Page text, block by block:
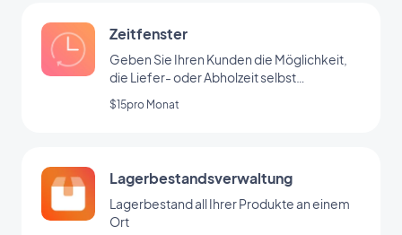
Zeitfenster
Geben Sie Ihren Kunden die Möglichkeit,
die Liefer- oder Abholzeit selbst
auszuwählen
$15pro Monat
Lagerbestandsverwaltung
Lagerbestand all Ihrer Produkte an einem
Ort